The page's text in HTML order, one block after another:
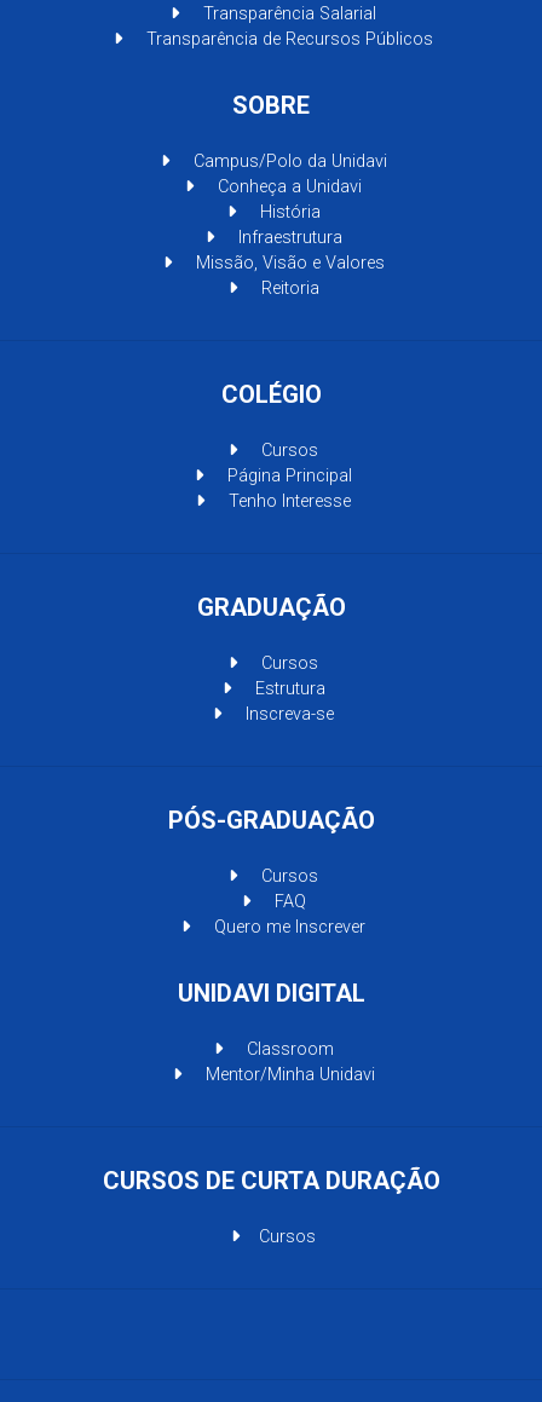
Transparência Salarial
Transparência de Recursos Públicos
SOBRE
Campus/Polo da Unidavi
Conheça a Unidavi
História
Infraestrutura
Missão, Visão e Valores
Reitoria
COLÉGIO
Cursos
Página Principal
Tenho Interesse
GRADUAÇÃO
Cursos
Estrutura
Inscreva-se
PÓS-GRADUAÇÃO
Cursos
FAQ
Quero me Inscrever
UNIDAVI DIGITAL
Classroom
Mentor/Minha Unidavi
CURSOS DE CURTA DURAÇÃO
Cursos